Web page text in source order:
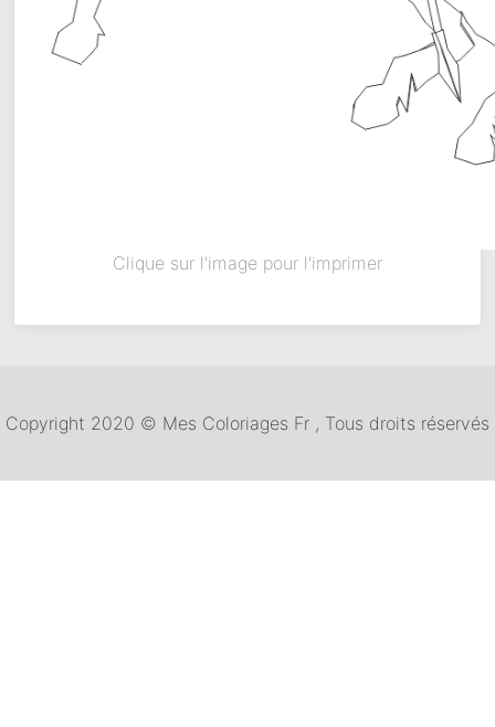
Clique sur l'image pour l'imprimer
Copyright 2020 © Mes Coloriages Fr , Tous droits réservés